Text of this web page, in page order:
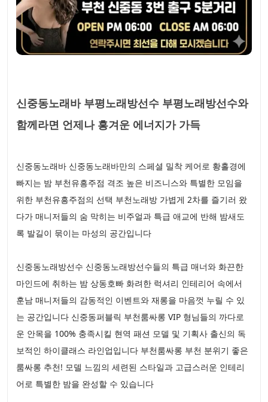
신중동노래바 부평노래방선수 부평노래방선수와
함께라면 언제나 흥겨운 에너지가 가득
신중동노래바 신중동노래바만의 스페셜 밀착 케어로 황홀경에
빠지는 밤 부천유흥주점 격조 높은 비즈니스와 특별한 모임을
위한 부천유흥주점의 선택 부천노래방 가볍게 2차를 즐기러 왔
다가 매니저들의 숨 막히는 비주얼과 특급 애교에 반해 밤새도
록 발길이 묶이는 마성의 공간입니다
신중동노래방선수 신중동노래방선수들의 특급 매너와 화끈한
마인드에 취하는 밤 상동호빠 화려한 럭셔리 인테리어 속에서
훈남 매니저들의 감동적인 이벤트와 재롱을 마음껏 누릴 수 있
는 공간입니다 신중동퍼블릭 부천룸싸롱 VIP 형님들의 까다로
운 안목을 100% 충족시킬 현역 패션 모델 및 기획사 출신의 독
보적인 하이클래스 라인업입니다 부천룸싸롱 부천 분위기 좋은
룸싸롱 추천! 모델 느낌의 세련된 스타일과 고급스러운 인테리
어로 특별한 밤을 완성할 수 있습니다